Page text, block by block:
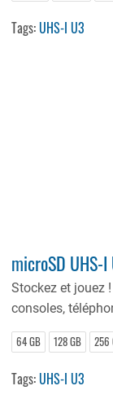
Tags:UHS-I U3
microSD
Stockez et jouez
consoles,
64 GB 128 GB 256
Tags:UHS-I U3